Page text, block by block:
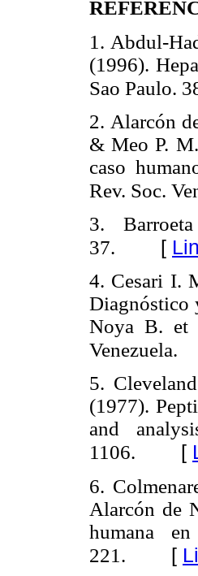
1. Abdul-
(1996).
Sao Paulo.
2. Alarcón
& Meo P.
caso
Rev. Soc.
3.
37. [
4. Cesari I.
Diagnóstico
Noya B. et
Venezuela.
5.
(1977).
and
1106. [
6.
Alarcón de
humana
221. [